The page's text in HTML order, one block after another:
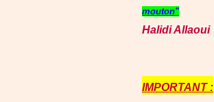
mouton"
Halidi Allaoui
IMPORTANT :